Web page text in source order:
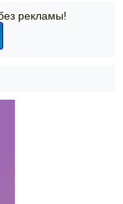
рекламы!